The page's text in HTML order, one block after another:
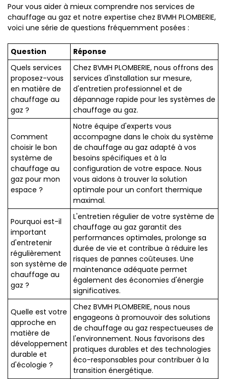
Pour vous aider à mieux comprendre nos services de
chauffage au gaz et notre expertise chez BVMH PLOMBERIE,
voici une série de questions fréquemment posées :
Question
Réponse
Quels services
proposez-vous
en matière de
chauffage au
gaz ?
Chez BVMH PLOMBERIE, nous offrons des
services d'installation sur mesure,
d'entretien professionnel et de
dépannage rapide pour les systèmes de
chauffage au gaz.
Comment
choisir le bon
système de
chauffage au
gaz pour mon
espace ?
Notre équipe d'experts vous
accompagne dans le choix du système
de chauffage au gaz adapté à vos
besoins spécifiques et à la
configuration de votre espace. Nous
vous aidons à trouver la solution
optimale pour un confort thermique
maximal.
Pourquoi est-il
important
d'entretenir
régulièrement
son système de
chauffage au
gaz ?
L'entretien régulier de votre système de
chauffage au gaz garantit des
performances optimales, prolonge sa
durée de vie et contribue à réduire les
risques de pannes coûteuses. Une
maintenance adéquate permet
également des économies d'énergie
significatives.
Quelle est votre
approche en
matière de
développement
durable et
d'écologie ?
Chez BVMH PLOMBERIE, nous nous
engageons à promouvoir des solutions
de chauffage au gaz respectueuses de
l'environnement. Nous favorisons des
pratiques durables et des technologies
éco-responsables pour contribuer à la
transition énergétique.